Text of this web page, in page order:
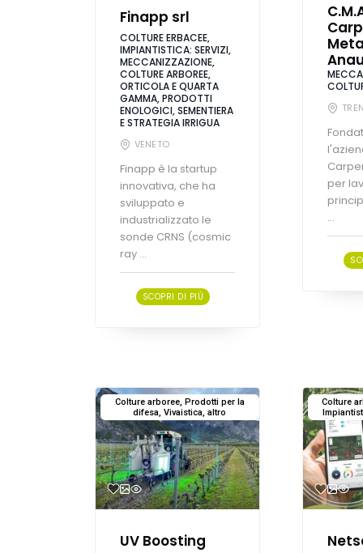
Finapp srl
COLTURE ERBACEE,
IMPIANTISTICA: SERVIZI,
MECCANIZZAZIONE,
COLTURE ARBOREE,
ORTICOLA E QUARTA
GAMMA, PRODOTTI
ENOLOGICI, SEMENTIERA
E STRATEGIA IRRIGUA
VENETO
Finapp è la startup
innovativa, che ha
sviluppato e
industrializzato le
sonde CRNS (cosmic
ray ...
SCOPRI DI PIÙ
per
...
Colture arboree, Prodotti per la
difesa, Vivaistica, altro
UV Boosting
Colture